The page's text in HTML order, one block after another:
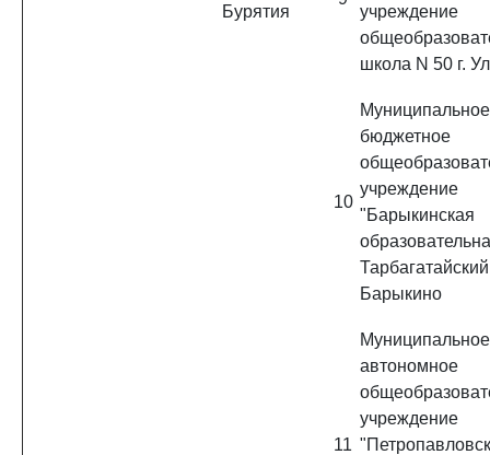
Бурятия
учреждение
школа N 50 г.
10
Муниципальное
бюджетное
учреждение
"Барыкинская
Барыкино
11
Муниципальное
автономное
учреждение